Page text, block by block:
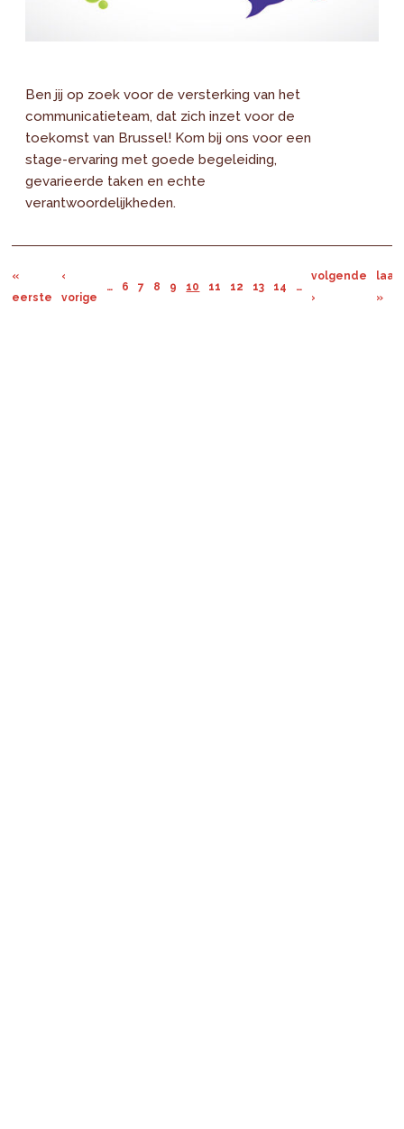
Ben jij op zoek voor de versterking van het
communicatieteam, dat zich inzet voor de
toekomst van Brussel! Kom bij ons voor een
stage-ervaring met goede begeleiding,
gevarieerde taken en echte
verantwoordelijkheden.
«
eerste
‹
vorige
… 6 7 8 9 10 11 12 13 14 …
volgende
›
»